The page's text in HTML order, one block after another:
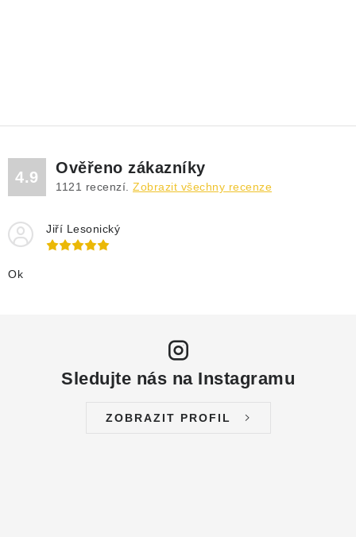
4.9
Ověřeno zákazníky
1121 recenzí. Zobrazit všechny recenze
Jiří Lesonický
Ok
Sledujte nás na Instagramu
ZOBRAZIT PROFIL